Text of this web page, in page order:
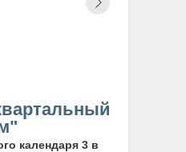
календаря 3 в